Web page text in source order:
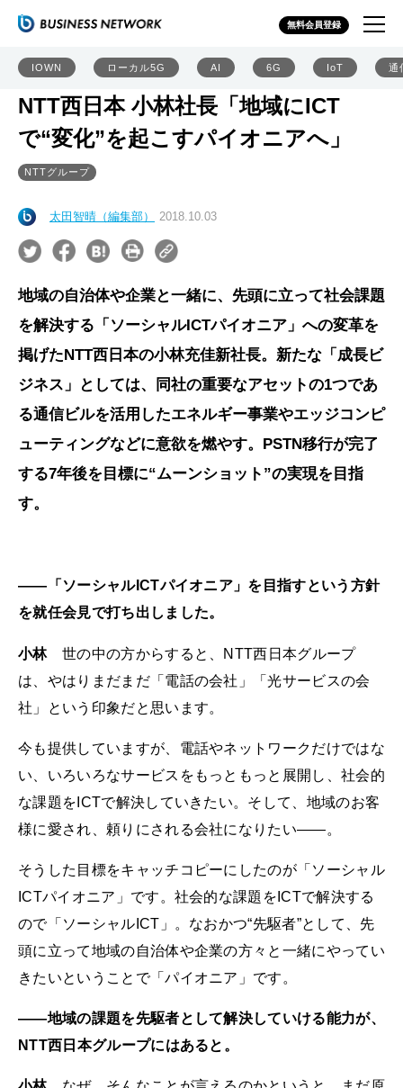
無料会員登録
IOWN ローカル5G AI 6G IoT 通
NTT西日本 小林社長「地域にICT
で“変化”を起こすパイオニアへ」
NTTグループ
太田智晴（編集部） 2018.10.03
地域の自治体や企業と一緒に、先頭に立って社会課題
を解決する「ソーシャルICTパイオニア」への変革を
掲げたNTT西日本の小林充佳新社長。新たな「成長ビ
ジネス」としては、同社の重要なアセットの1つであ
る通信ビルを活用したエネルギー事業やエッジコンピ
ューティングなどに意欲を燃やす。PSTN移行が完了
する7年後を目標に“ムーンショット”の実現を目指
す。
――「ソーシャルICTパイオニア」を目指すという方針
を就任会見で打ち出しました。
小林世の中の方からすると、NTT西日本グループ
は、やはりまだまだ「電話の会社」「光サービスの会
社」という印象だと思います。
今も提供していますが、電話やネットワークだけではな
い、いろいろなサービスをもっともっと展開し、社会的
な課題をICTで解決していきたい。そして、地域のお客
様に愛され、頼りにされる会社になりたい――。
そうした目標をキャッチコピーにしたのが「ソーシャル
ICTパイオニア」です。社会的な課題をICTで解決する
ので「ソーシャルICT」。なおかつ“先駆者”として、先
頭に立って地域の自治体や企業の方々と一緒にやってい
きたいということで「パイオニア」です。
――地域の課題を先駆者として解決していける能力が、
NTT西日本グループにはあると。